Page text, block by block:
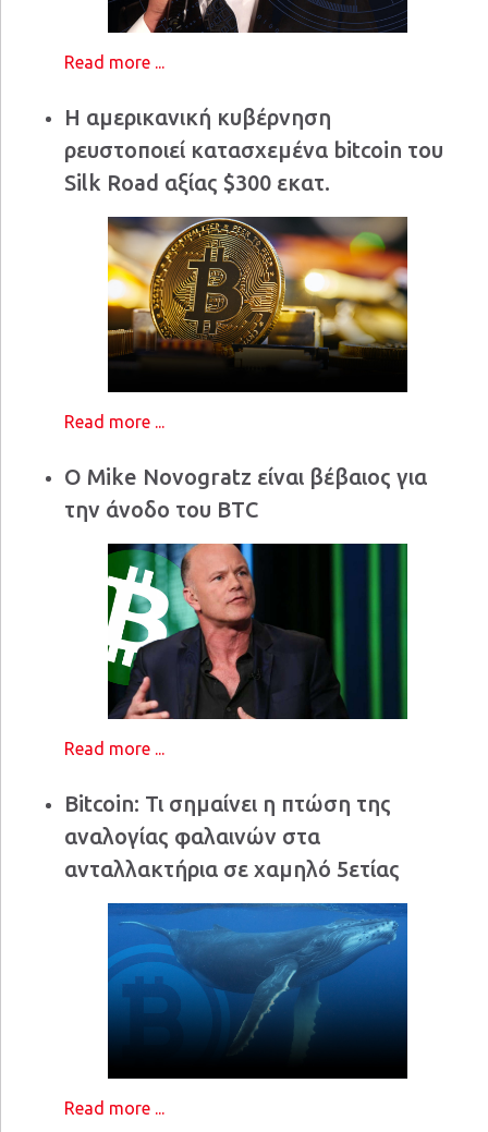
Read more ...
Η αμερικανική κυβέρνηση
ρευστοποιεί κατασχεμένα bitcoin του
Silk Road αξίας $300 εκατ.
Read more ...
Ο Mike Novogratz είναι βέβαιος για
την άνοδο του BTC
Read more ...
Bitcoin: Τι σημαίνει η πτώση της
αναλογίας φαλαινών στα
ανταλλακτήρια σε χαμηλό 5ετίας
Read more ...